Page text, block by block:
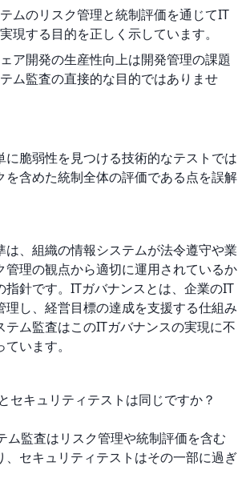
テムのリスク管理と統制評価を通じてIT
現する目的を正しく示しています。
ア開発の生産性向上は開発管理の課題
ム監査の直接的な目的ではありませ
に脆弱性を見つける技術的なテストでは
を含めた統制全体の評価である点を誤解
は、組織の情報システムが法令遵守や業
管理の観点から適切に運用されているか
指針です。ITガバナンスとは、企業のIT
理し、経営目標の達成を支援する仕組み
テム監査はこのITガバナンスの実現に不
います。
セキュリティテストは同じですか？
ム監査はリスク管理や統制評価を含む
、セキュリティテストはその一部に過ぎ